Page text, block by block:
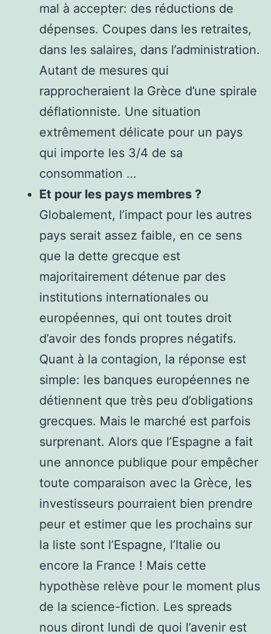
mal à accepter: des réductions de
dépenses. Coupes dans les retraites,
dans les salaires, dans l’administration.
Autant de mesures qui
rapprocheraient la Grèce d’une spirale
déflationniste. Une situation
extrêmement délicate pour un pays
qui importe les 3/4 de sa
consommation …
Et pour les pays membres ?
Globalement, l’impact pour les autres
pays serait assez faible, en ce sens
que la dette grecque est
majoritairement détenue par des
institutions internationales ou
européennes, qui ont toutes droit
d’avoir des fonds propres négatifs.
Quant à la contagion, la réponse est
simple: les banques européennes ne
détiennent que très peu d’obligations
grecques. Mais le marché est parfois
surprenant. Alors que l’Espagne a fait
une annonce publique pour empêcher
toute comparaison avec la Grèce, les
investisseurs pourraient bien prendre
peur et estimer que les prochains sur
la liste sont l’Espagne, l’Italie ou
encore la France ! Mais cette
hypothèse relève pour le moment plus
de la science-fiction. Les spreads
nous diront lundi de quoi l’avenir est